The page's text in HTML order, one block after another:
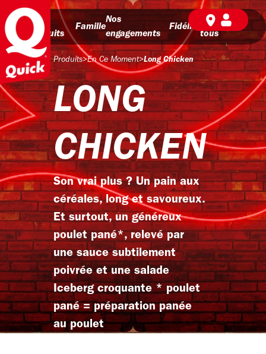
Nos
produits
Famille
Nos
engagements
Fidélité
BD pour
tous
Produits>En Ce Moment>Long Chicken
LONG
CHICKEN
Son vrai plus ? Un pain aux
céréales, long et savoureux.
Et surtout, un généreux
poulet pané*, relevé par
une sauce subtilement
poivrée et une salade
Iceberg croquante * poulet
pané = préparation panée
au poulet